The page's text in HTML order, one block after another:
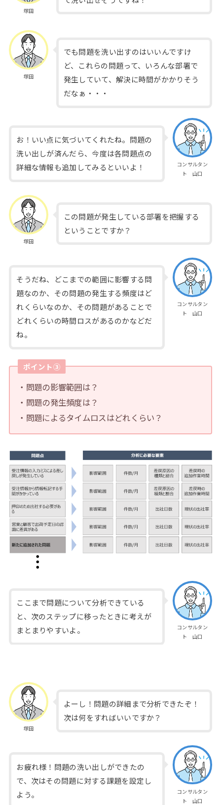
塚田
塚田
でも問題を洗い出すのはいいんですけ
ど、これらの問題って、いろんな部署で
発生していて、解決に時間がかかりそう
だなぁ・・・
コンサルタン
ト 山口
お！いい点に気づいてくれたね。問題の
洗い出しが済んだら、今度は各問題点の
詳細な情報も追加してみるといいよ！
塚田
この問題が発生している部署を把握する
ということですか？
コンサルタン
ト 山口
そうだね、どこまでの範囲に影響する問
題なのか、その問題の発生する頻度はど
れくらいなのか、その問題があることで
どれくらいの時間ロスがあるのかなどだ
ね。
ポイント③
・問題の影響範囲は？
・問題の発生頻度は？
・問題によるタイムロスはどれくらい？
コンサルタン
ト 山口
ここまで問題について分析できている
と、次のステップに移ったときに考えが
まとまりやすいよ。
塚田
よーし！問題の詳細まで分析できたぞ！
次は何をすればいいですか？
コンサルタン
ト 山口
お疲れ様！問題の洗い出しができたの
で、次はその問題に対する課題を設定し
よう。